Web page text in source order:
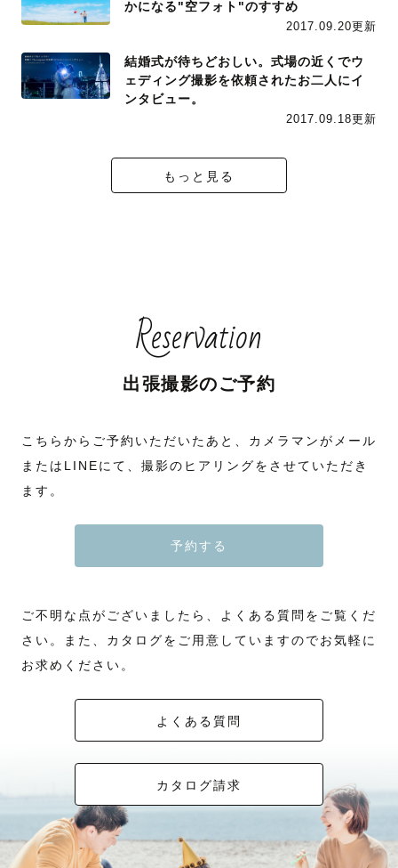
かになる"空フォト"のすすめ
2017.09.20更新
結婚式が待ちどおしい。式場の近くでウ
ェディング撮影を依頼されたお二人にイ
ンタビュー。
2017.09.18更新
もっと見る
Reservation
出張撮影のご予約
こちらからご予約いただいたあと、カメラマンがメール
またはLINEにて、撮影のヒアリングをさせていただき
ます。
予約する
ご不明な点がございましたら、よくある質問をご覧くだ
さい。また、カタログをご用意していますのでお気軽に
お求めください。
よくある質問
カタログ請求